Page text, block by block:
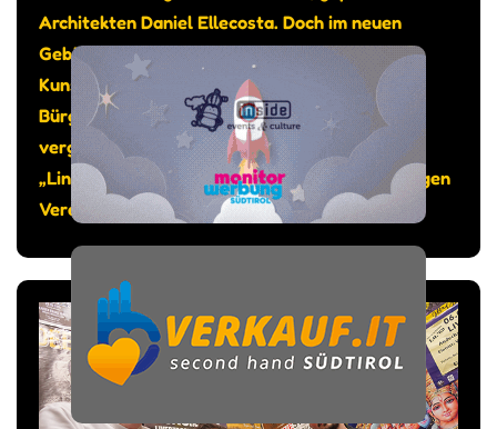
Architekten Daniel Ellecosta. Doch im neuen
Gebäude sollte auch genügend Platz sein für
Kunst und Kultur, so das Anliegen von
Bürgermeister Michael Epp. Gesagt getan: Am
vergangenen 12. Juni wurde der Kunstraum
„Lind.Art“ eingeweiht, bespielt vom gleichnamigen
Verein.